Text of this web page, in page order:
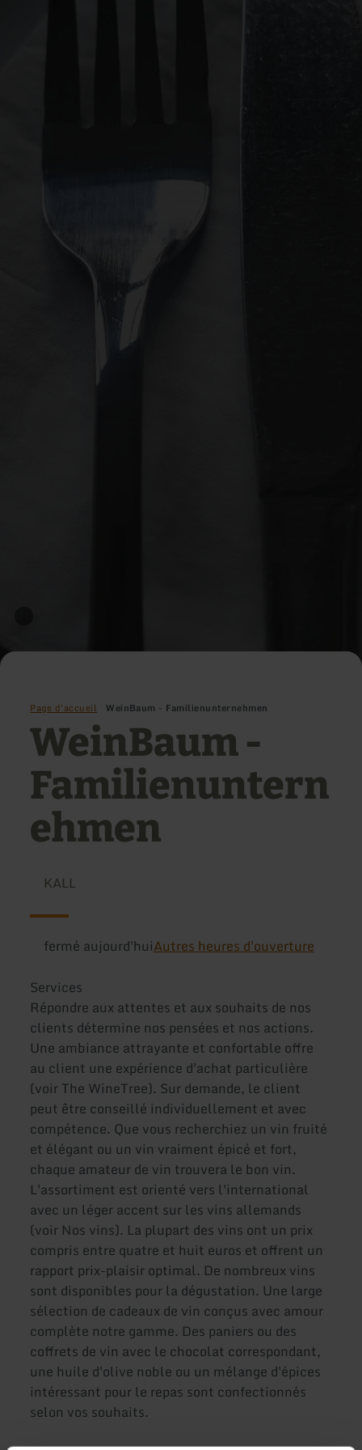
Page d'accueil WeinBaum - Familienunternehmen
WeinBaum -
Familienuntern
ehmen
KALL
fermé aujourd'huiAutres heures d'ouverture
Services
Répondre aux attentes et aux souhaits de nos
clients détermine nos pensées et nos actions.
Une ambiance attrayante et confortable offre
au client une expérience d'achat particulière
(voir The WineTree). Sur demande, le client
peut être conseillé individuellement et avec
compétence. Que vous recherchiez un vin fruité
et élégant ou un vin vraiment épicé et fort,
chaque amateur de vin trouvera le bon vin.
L'assortiment est orienté vers l'international
avec un léger accent sur les vins allemands
(voir Nos vins). La plupart des vins ont un prix
compris entre quatre et huit euros et offrent un
rapport prix-plaisir optimal. De nombreux vins
sont disponibles pour la dégustation. Une large
sélection de cadeaux de vin conçus avec amour
complète notre gamme. Des paniers ou des
coffrets de vin avec le chocolat correspondant,
une huile d'olive noble ou un mélange d'épices
intéressant pour le repas sont confectionnés
selon vos souhaits.